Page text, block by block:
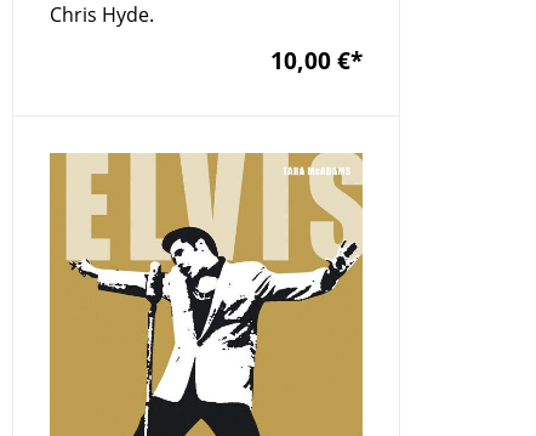
Chris Hyde.
10,00 €*